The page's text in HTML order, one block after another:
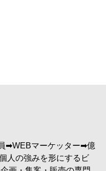
➡︎WEBマーケッター➡︎億
人の強みを形にするビ